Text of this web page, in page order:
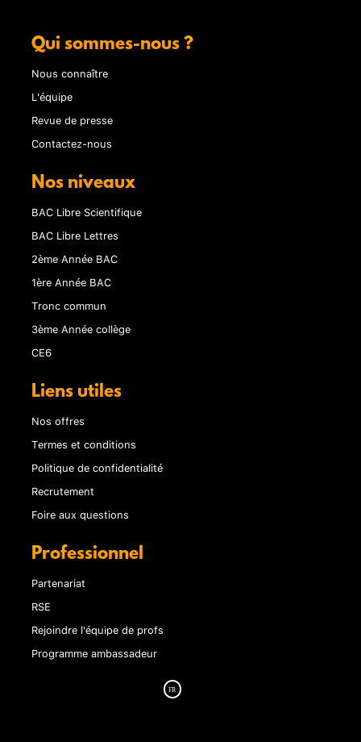
Qui sommes-nous ?
Nous connaître
L'équipe
Revue de presse
Contactez-nous
Nos niveaux
BAC Libre Scientifique
BAC Libre Lettres
2ème Année BAC
1ère Année BAC
Tronc commun
3ème Année collège
CE6
Liens utiles
Nos offres
Termes et conditions
Politique de confidentialité
Recrutement
Foire aux questions
Professionnel
Partenariat
RSE
Rejoindre l'équipe de profs
Programme ambassadeur